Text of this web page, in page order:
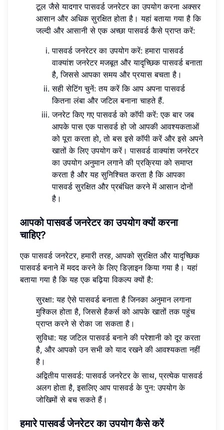
टूल जैसे यादगार पासवर्ड जनरेटर का उपयोग करना अक्सर
आसान और अधिक सुरक्षित होता है। यहां बताया गया है कि
जल्दी और आसानी से एक अच्छा पासवर्ड कैसे प्राप्त करें:
पासवर्ड जनरेटर का उपयोग करें: हमारा पासवर्ड
वाक्यांश जनरेटर मजबूत और यादृच्छिक पासवर्ड बनाता
है, जिससे आपका समय और प्रयास बचता है।
सही सेटिंग चुनें: तय करें कि आप अपना पासवर्ड
कितना लंबा और जटिल बनाना चाहते हैं.
जनरेट किए गए पासवर्ड को कॉपी करें: एक बार जब
आपके पास एक पासवर्ड हो जो आपकी आवश्यकताओं
को पूरा करता हो, तो बस इसे कॉपी करें और इसे अपने
खातों के लिए उपयोग करें। पासवर्ड वाक्यांश जनरेटर
का उपयोग अनुमान लगाने की प्रक्रिया को समाप्त
करता है और यह सुनिश्चित करता है कि आपका
पासवर्ड सुरक्षित और प्रबंधित करने में आसान दोनों
है।
आपको पासवर्ड जनरेटर का उपयोग क्यों करना
चाहिए?
एक पासवर्ड जनरेटर, हमारी तरह, आपको सुरक्षित और यादृच्छिक
पासवर्ड बनाने में मदद करने के लिए डिज़ाइन किया गया है। यहां
बताया गया है कि यह एक बढ़िया विकल्प क्यों है:
सुरक्षा: यह ऐसे पासवर्ड बनाता है जिनका अनुमान लगाना
मुश्किल होता है, जिससे हैकर्स को आपके खातों तक पहुंच
प्राप्त करने से रोका जा सकता है।
सुविधा: यह जटिल पासवर्ड बनाने की परेशानी को दूर करता
है, और आपको उन सभी को याद रखने की आवश्यकता नहीं
है।
अद्वितीय पासवर्ड: पासवर्ड जनरेटर के साथ, प्रत्येक पासवर्ड
अलग होता है, इसलिए आप पासवर्ड के पुन: उपयोग के
जोखिमों से बच सकते हैं।
हमारे पासवर्ड जेनरेटर का उपयोग कैसे करें